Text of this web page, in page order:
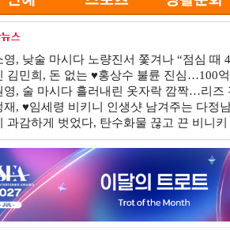
영, 낮술 마시다 노량진서 쫓겨나 “점심 때
김민희, 돈 없는 ♥홍상수 불륜 진심…100
영, 술 마시다 흘러내린 옷자락 깜짝…리즈
재, ♥임세령 비키니 인생샷 남겨주는 다정
과감하게 벗었다, 탄수화물 끊고 끈 비니키